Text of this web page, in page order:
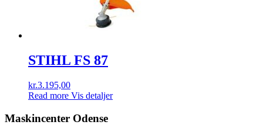
STIHL FS 87
kr.3.195,00
Read more Vis detaljer
Maskincenter Odense